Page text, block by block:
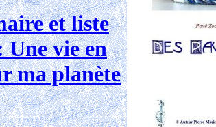
et liste
Une vie en
ma planète